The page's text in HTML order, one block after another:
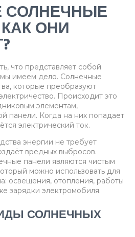
СОЛНЕЧНЫЕ
ОНИ
что представляет собой
мы имеем дело. Солнечные
которые преобразуют
Происходит это
элементам,
панели. Когда на них попадает
электрический ток.
энергии не требует
вредных выбросов.
панели являются чистым
можно использовать для
освещения, отопления, работы
зарядки электромобиля.
СОЛНЕЧНЫХ